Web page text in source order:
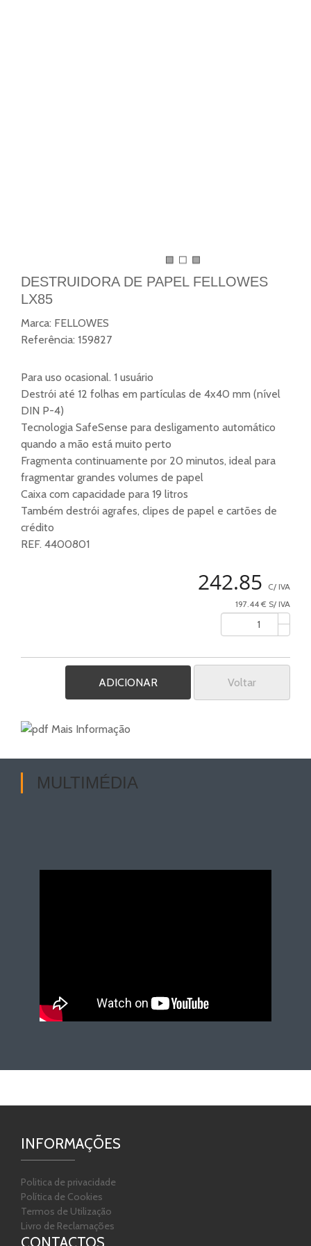
DESTRUIDORA DE PAPEL FELLOWES
LX85
Marca: FELLOWES
Referência: 159827
Para uso ocasional. 1 usuário
Destrói até 12 folhas em partículas de 4x40 mm (nível
DIN P-4)
Tecnologia SafeSense para desligamento automático
quando a mão está muito perto
Fragmenta continuamente por 20 minutos, ideal para
fragmentar grandes volumes de papel
Caixa com capacidade para 19 litros
Também destrói agrafes, clipes de papel e cartões de
crédito
REF. 4400801
242.85
C/ IVA
197.44 € S/ IVA
Voltar
Mais Informação
MULTIMÉDIA
INFORMAÇÕES
Politica de privacidade
Política de Cookies
Termos de Utilização
Livro de Reclamações
CONTACTOS